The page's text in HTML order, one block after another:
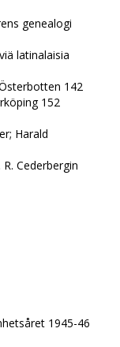
genealogi
latinalaisia
142
152
Harald
Cederbergin
1945-46